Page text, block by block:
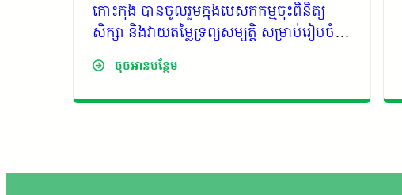
កោះកុង បានចូលរួមក្នុងបេសកកម្មចុះពិនិត្យ
សិក្សា និងវាយតម្លៃទ្រព្យសម្បត្តិ សម្រាប់រៀបចំ
កិច្ចសន្យាជួលអចិន្ត្រៃយ៍ ជូនក្រុមហ៊ុន Royal
Group Co., Ltd. លើគម្រោងវិនិយោគ
ទេសចរណ៍ធម្មជាតិខ្នាតធំ ស្ថិតក្នុងឧទ្យានជាតិជួរ
ចុចអានបន្ថែម